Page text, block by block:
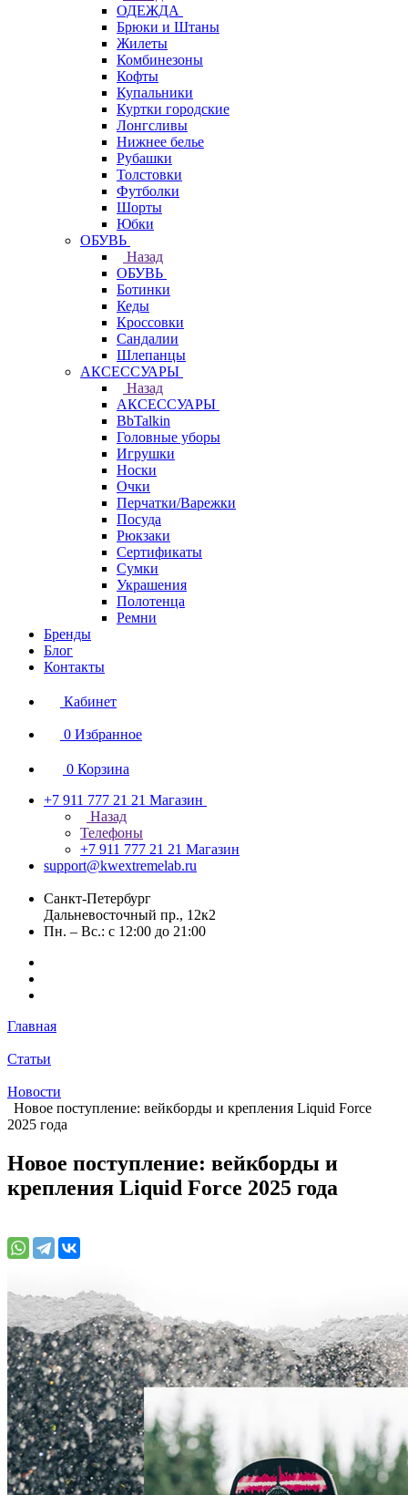
ОДЕЖДА
Брюки и Штаны
Жилеты
Комбинезоны
Кофты
Купальники
Куртки городские
Лонгсливы
Нижнее белье
Рубашки
Толстовки
Футболки
Шорты
Юбки
ОБУВЬ
Назад
ОБУВЬ
Ботинки
Кеды
Кроссовки
Сандалии
Шлепанцы
АКСЕССУАРЫ
Назад
АКСЕССУАРЫ
BbTalkin
Головные уборы
Игрушки
Носки
Очки
Перчатки/Варежки
Посуда
Рюкзаки
Сертификаты
Сумки
Украшения
Полотенца
Ремни
Бренды
Блог
Контакты
Кабинет
0 Избранное
0 Корзина
+7 911 777 21 21 Магазин
Назад
Телефоны
+7 911 777 21 21 Магазин
support@kwextremelab.ru
Санкт-Петербург
Дальневосточный пр., 12к2
Пн. – Вс.: с 12:00 до 21:00
Главная
Статьи
Новости
Новое поступление: вейкборды и крепления Liquid Force
2025 года
Новое поступление: вейкборды и
крепления Liquid Force 2025 года